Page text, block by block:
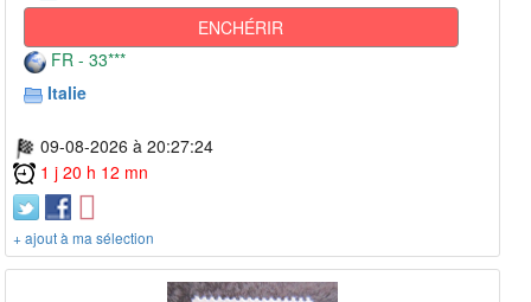
ENCHÉRIR
FR - 33***
Italie
09-08-2026 à 20:27:24
1 j 20 h 12 mn
+ ajout à ma sélection